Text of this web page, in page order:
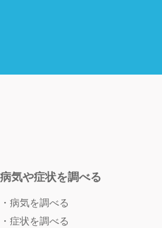
病気や症状を調べる
病気を調べる
症状を調べる